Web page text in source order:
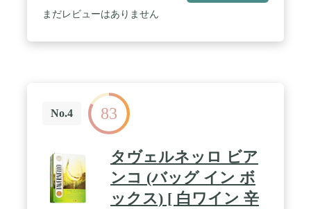
まだレビューはありません
No.4 83
タヴェルネッロ ビア
ンコ (バッグ イン ボ
ックス) [ 白ワイン 辛